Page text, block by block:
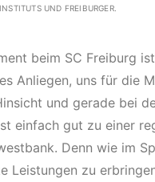
UND FREIBURGER.
beim SC Freiburg
Anliegen, uns für die
und gerade bei
einfach gut zu einer
Denn wie im
Leistungen zu